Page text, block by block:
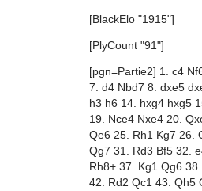
[BlackElo "1915"]
[PlyCount "91"]
[pgn=Partie2] 1. c4
7. d4 Nbd7 8. dxe5
h3 h6 14. hxg4 hxg5
19. Nce4 Nxe4 20.
Qe6 25. Rh1 Kg7 26.
Qg7 31. Rd3 Bf5 32.
Rh8+ 37. Kg1 Qg6
42. Rd2 Qc1 43. Qh5